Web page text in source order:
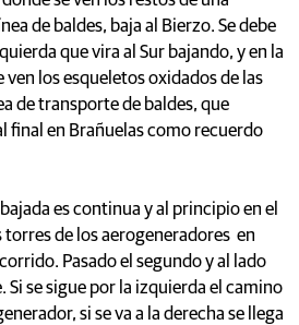
de baldes, baja al Bierzo. Se debe
que vira al Sur bajando, y en la
ven los esqueletos oxidados de las
de transporte de baldes, que
final en Brañuelas como recuerdo
es continua y al principio en el
de los aerogeneradores en
Pasado el segundo y al lado
Si se sigue por la izquierda el camino
si se va a la derecha se llega